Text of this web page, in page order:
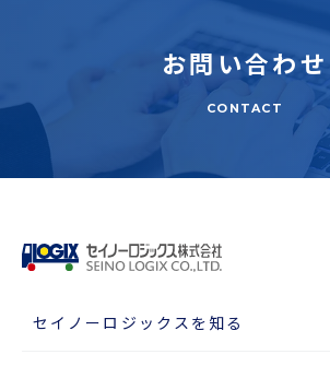
お問い合わせ
CONTACT
セイノーロジックスを知る